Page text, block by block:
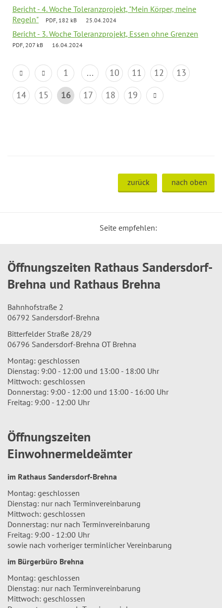
Bericht - 4. Woche Toleranzprojekt, "Mein Körper, meine
Regeln"
PDF, 182 kB 25.04.2024
Bericht - 3. Woche Toleranzprojekt, Essen ohne Grenzen
PDF, 207 kB 16.04.2024
1 ... 10 11 12
13
14
15 16 17 18 19
zurück nach oben
Seite empfehlen:
Öffnungszeiten Rathaus Sandersdorf-
Brehna und Rathaus Brehna
Bahnhofstraße 2
06792 Sandersdorf-Brehna
Bitterfelder Straße 28/29
06796 Sandersdorf-Brehna OT Brehna
Montag: geschlossen
Dienstag: 9:00 - 12:00 und 13:00 - 18:00 Uhr
Mittwoch: geschlossen
Donnerstag: 9:00 - 12:00 und 13:00 - 16:00 Uhr
Freitag: 9:00 - 12:00 Uhr
Öffnungszeiten
Einwohnermeldeämter
im Rathaus Sandersdorf-Brehna
Montag: geschlossen
Dienstag: nur nach Terminvereinbarung
Mittwoch: geschlossen
Donnerstag: nur nach Terminvereinbarung
Freitag: 9:00 - 12:00 Uhr
sowie nach vorheriger terminlicher Vereinbarung
im Bürgerbüro Brehna
Montag: geschlossen
Dienstag: nur nach Terminvereinbarung
Mittwoch: geschlossen